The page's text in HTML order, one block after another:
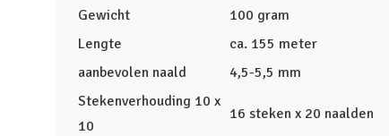
Gewicht
100 gram
Lengte
ca. 155 meter
aanbevolen naald
4,5-5,5 mm
Stekenverhouding 10 x
10
16 steken x 20 naalden